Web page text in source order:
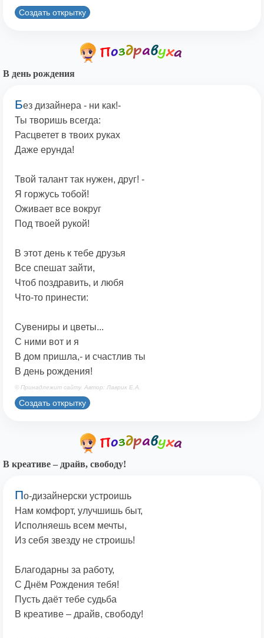
Создать открытку
В день рождения
Без дизайнера - ни как!-
Ты творишь всегда:
Расцветет в твоих руках
Даже ерунда!
Твой талант так нужен, друг! -
Я горжусь тобой!
Оживает все вокруг
Под твоей рукой!
В этот день к тебе друзья
Все спешат зайти,
Чтоб поздравить, и любя
Что-то принести:
Сувениры и цветы...
С ними вот и я
В дом пришла,- и счастлив ты
В день рождения!
© Принадлежит сайту. Автор: Лаврик Е.А.
Создать открытку
В креативе – драйв, свободу!
По-дизайнерски устроишь
Нам комфорт, улучшишь быт,
Исполняешь всем мечты,
Из себя звезду не строишь!
Благодарны за работу,
С Днём Рождения тебя!
Пусть даёт тебе судьба
В креативе – драйв, свободу!